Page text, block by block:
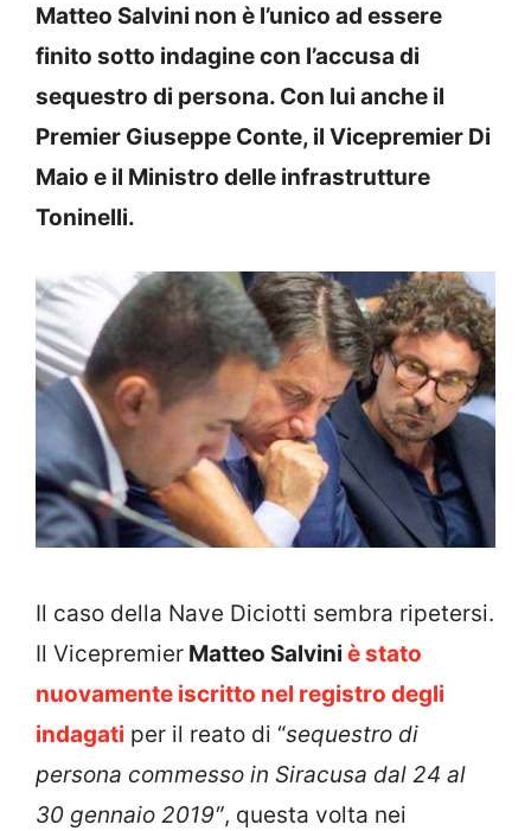
Matteo Salvini non è l’unico ad essere
finito sotto indagine con l’accusa di
sequestro di persona. Con lui anche il
Premier Giuseppe Conte, il Vicepremier Di
Maio e il Ministro delle infrastrutture
Toninelli.
Il caso della Nave Diciotti sembra ripetersi.
Il Vicepremier Matteo Salvini è stato
nuovamente iscritto nel registro degli
indagati per il reato di “sequestro di
persona commesso in Siracusa dal 24 al
30 gennaio 2019″, questa volta nei